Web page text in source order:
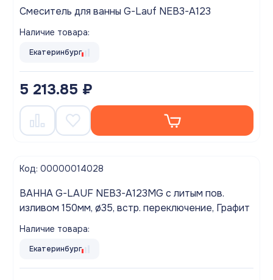
Смеситель для ванны G-Lauf NEB3-A123
Наличие товара:
Екатеринбург
5 213.85 ₽
Код: 00000014028
ВАННА G-LAUF NEB3-A123MG с литым пов.
изливом 150мм, ø35, встр. переключение, Графит
Наличие товара:
Екатеринбург